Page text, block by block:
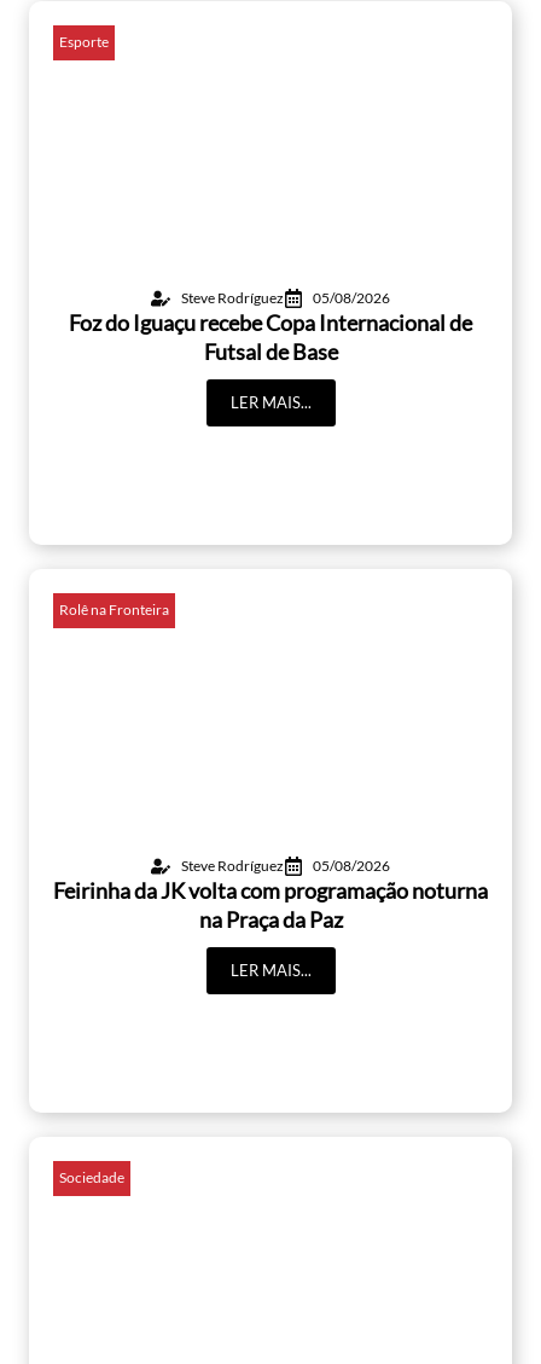
Esporte
Steve Rodríguez 05/08/2026
Foz do Iguaçu recebe Copa Internacional de
Futsal de Base
LER MAIS...
Rolê na Fronteira
Steve Rodríguez 05/08/2026
Feirinha da JK volta com programação noturna
na Praça da Paz
LER MAIS...
Sociedade